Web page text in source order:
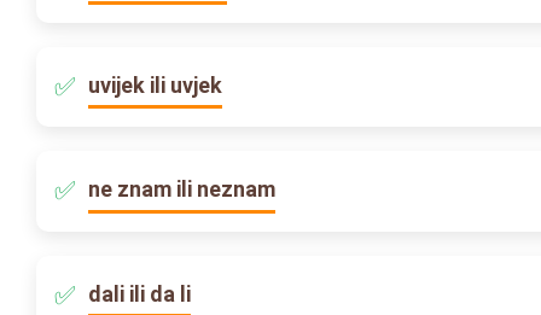
uvijek ili uvjek
ne znam ili neznam
dali ili da li